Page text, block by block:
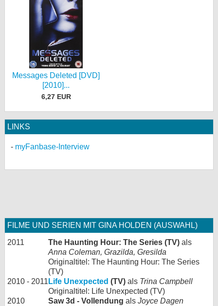
Messages Deleted [DVD]
[2010]...
6,27 EUR
LINKS
myFanbase-Interview
FILME UND SERIEN MIT GINA HOLDEN (AUSWAHL)
2011 The Haunting Hour: The Series (TV) als
Anna Coleman, Grazilda, Gresilda
Originaltitel: The Haunting Hour: The Series
(TV)
2010 - 2011 Life Unexpected (TV) als Trina Campbell
Originaltitel: Life Unexpected (TV)
2010
Saw 3d - Vollendung als Joyce Dagen